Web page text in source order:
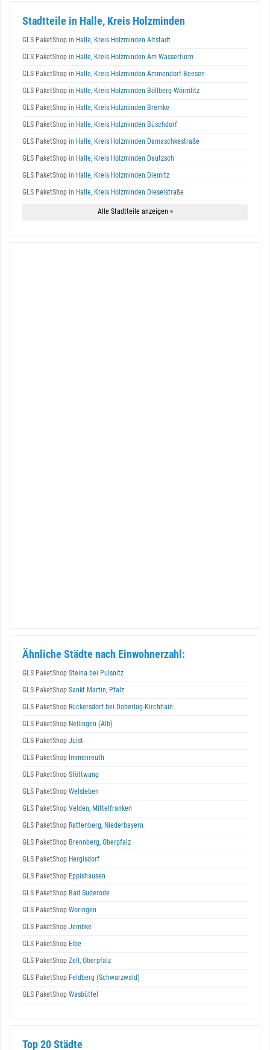
Stadtteile in Halle, Kreis Holzminden
GLS PaketShop in Halle, Kreis Holzminden Altstadt
GLS PaketShop in Halle, Kreis Holzminden Am Wasserturm
GLS PaketShop in Halle, Kreis Holzminden Ammendorf-Beesen
GLS PaketShop in Halle, Kreis Holzminden Böllberg-Wörmlitz
GLS PaketShop in Halle, Kreis Holzminden Bremke
GLS PaketShop in Halle, Kreis Holzminden Büschdorf
GLS PaketShop in Halle, Kreis Holzminden Damaschkestraße
GLS PaketShop in Halle, Kreis Holzminden Dautzsch
GLS PaketShop in Halle, Kreis Holzminden Diemitz
GLS PaketShop in Halle, Kreis Holzminden Dieselstraße
Alle Stadtteile anzeigen »
Ähnliche Städte nach Einwohnerzahl:
GLS PaketShop Steina bei Pulsnitz
GLS PaketShop Sankt Martin, Pfalz
GLS PaketShop Rückersdorf bei Doberlug-Kirchhain
GLS PaketShop Nellingen (Alb)
GLS PaketShop Juist
GLS PaketShop Immenreuth
GLS PaketShop Stöttwang
GLS PaketShop Welsleben
GLS PaketShop Velden, Mittelfranken
GLS PaketShop Rattenberg, Niederbayern
GLS PaketShop Brennberg, Oberpfalz
GLS PaketShop Hergisdorf
GLS PaketShop Eppishausen
GLS PaketShop Bad Suderode
GLS PaketShop Woringen
GLS PaketShop Jembke
GLS PaketShop Elbe
GLS PaketShop Zell, Oberpfalz
GLS PaketShop Feldberg (Schwarzwald)
GLS PaketShop Wasbüttel
Top 20 Städte